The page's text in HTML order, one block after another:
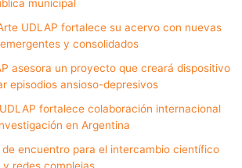
municipal
UDLAP fortalece su acervo con nuevas
y consolidados
asesora un proyecto que creará dispositivo
episodios ansioso-depresivos
fortalece colaboración internacional
en Argentina
de encuentro para el intercambio científico